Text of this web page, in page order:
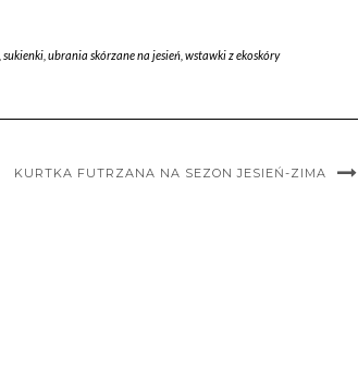
sukienki, ubrania skórzane na jesień, wstawki z ekoskóry
KURTKA FUTRZANA NA SEZON JESIEŃ-ZIMA